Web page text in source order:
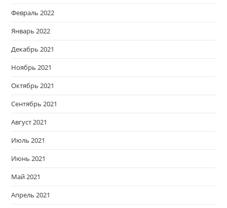
Февраль 2022
Январь 2022
Декабрь 2021
Ноябрь 2021
Октябрь 2021
Сентябрь 2021
Август 2021
Июль 2021
Июнь 2021
Май 2021
Апрель 2021